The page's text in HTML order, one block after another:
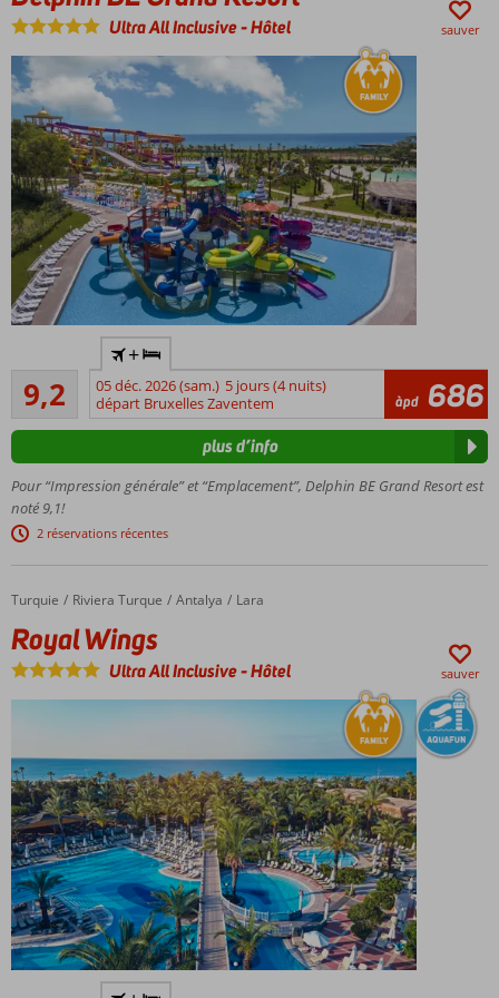
Ultra All Inclusive-Hôtel sauver
Directement
sur la plage
Hôtel
familial
idéal
Parc
aquatique
et Luna
Park
et
9,2
Excellente
165
commentaires
+
05 déc. 2026 (sam.) 5 jours (4 nuits)
départ Bruxelles Zaventem
àpd 686
Pour “Impression générale” et “Emplacement”, Delphin BE Grand Resort est
noté 9,1!
2 réservations récentes
plus d’info
Accueil
Turquie Riviera Turque Antalya Lara
Royal Wings
Royal Wings
Ultra All Inclusive-Hôtel sauver